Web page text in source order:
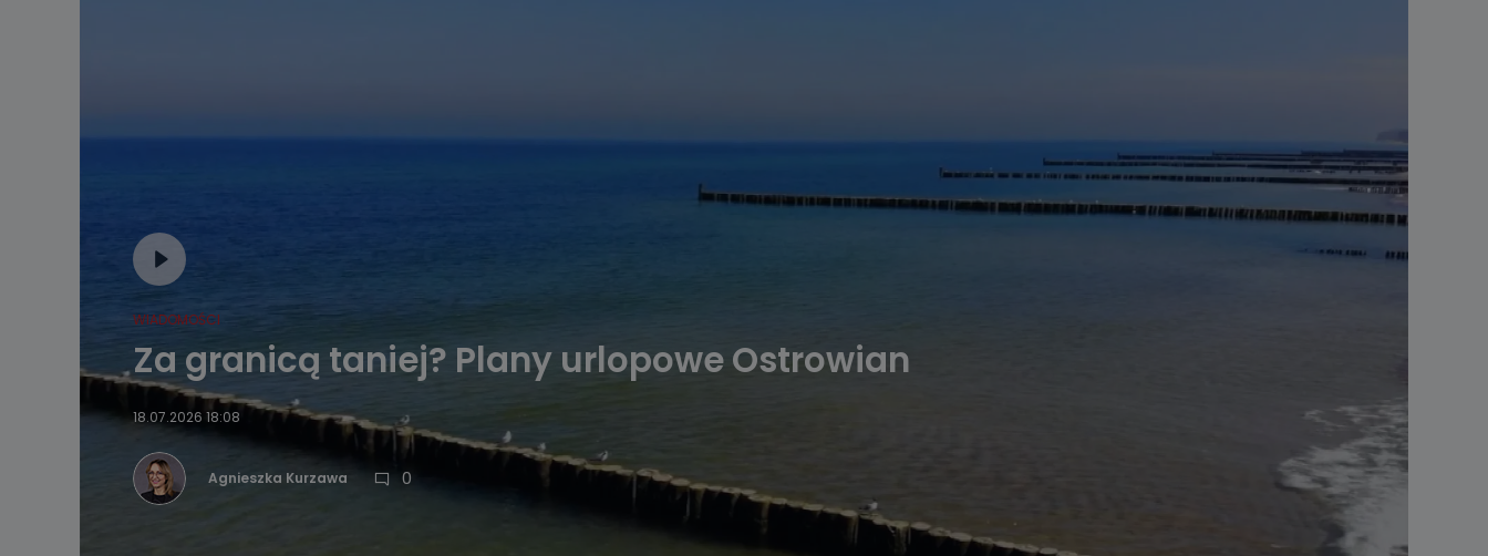
WIADOMOŚCI
Za granicą taniej? Plany urlopowe Ostrowian
18.07.2026 18:08
Agnieszka Kurzawa 0